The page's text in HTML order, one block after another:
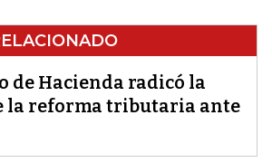
de Hacienda radicó la
la reforma tributaria ante